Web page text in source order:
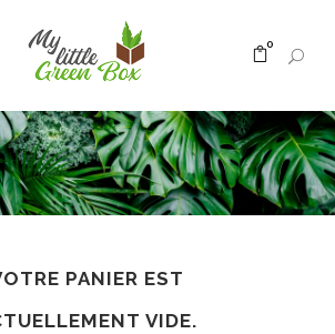
0
PANIER EST
VIDE.